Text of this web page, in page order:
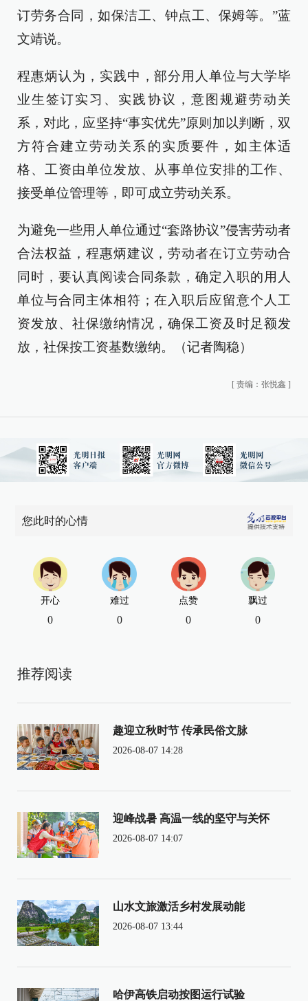
订劳务合同，如保洁工、钟点工、保姆等。”蓝
文靖说。
程惠炳认为，实践中，部分用人单位与大学毕
业生签订实习、实践协议，意图规避劳动关
系，对此，应坚持“事实优先”原则加以判断，双
方符合建立劳动关系的实质要件，如主体适
格、工资由单位发放、从事单位安排的工作、
接受单位管理等，即可成立劳动关系。
为避免一些用人单位通过“套路协议”侵害劳动者
合法权益，程惠炳建议，劳动者在订立劳动合
同时，要认真阅读合同条款，确定入职的用人
单位与合同主体相符；在入职后应留意个人工
资发放、社保缴纳情况，确保工资及时足额发
放，社保按工资基数缴纳。（记者陶稳）
[ 责编：张悦鑫 ]
您此时的心情
开心
0
难过
0
点赞
0
飘过
0
推荐阅读
趣迎立秋时节 传承民俗文脉
2026-08-07 14:28
迎峰战暑 高温一线的坚守与关怀
2026-08-07 14:07
山水文旅激活乡村发展动能
2026-08-07 13:44
哈伊高铁启动按图运行试验